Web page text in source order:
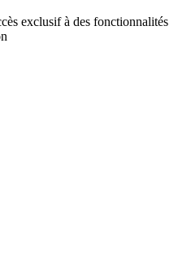
exclusif à des fonctionnalités